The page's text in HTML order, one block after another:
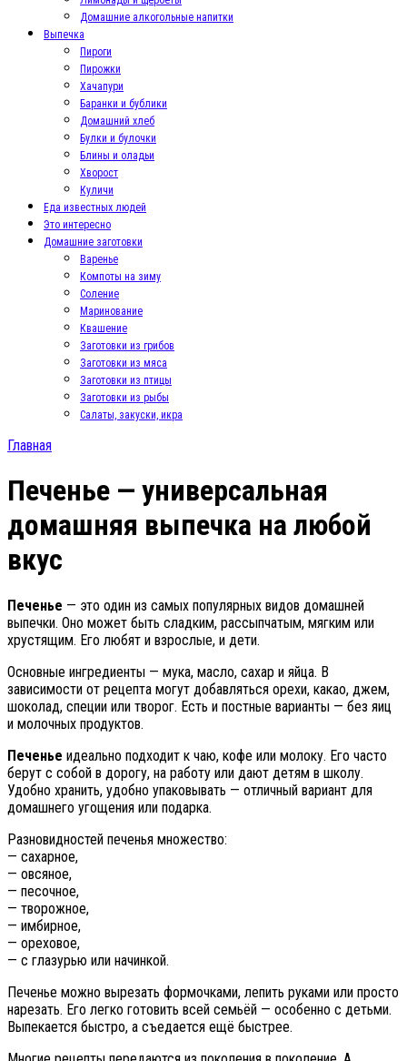
Домашние алкогольные напитки
Выпечка
Пироги
Пирожки
Хачапури
Баранки и бублики
Домашний хлеб
Булки и булочки
Блины и оладьи
Хворост
Куличи
Еда известных людей
Это интересно
Домашние заготовки
Варенье
Компоты на зиму
Соление
Маринование
Квашение
Заготовки из грибов
Заготовки из мяса
Заготовки из птицы
Заготовки из рыбы
Салаты, закуски, икра
Главная
Печенье — универсальная
домашняя выпечка на любой
вкус
Печенье — это один из самых популярных видов домашней
выпечки. Оно может быть сладким, рассыпчатым, мягким или
хрустящим. Его любят и взрослые, и дети.
Основные ингредиенты — мука, масло, сахар и яйца. В
зависимости от рецепта могут добавляться орехи, какао, джем,
шоколад, специи или творог. Есть и постные варианты — без яиц
и молочных продуктов.
Печенье идеально подходит к чаю, кофе или молоку. Его часто
берут с собой в дорогу, на работу или дают детям в школу.
Удобно хранить, удобно упаковывать — отличный вариант для
домашнего угощения или подарка.
Разновидностей печенья множество:
— сахарное,
— овсяное,
— песочное,
— творожное,
— имбирное,
— ореховое,
— с глазурью или начинкой.
Печенье можно вырезать формочками, лепить руками или просто
нарезать. Его легко готовить всей семьёй — особенно с детьми.
Выпекается быстро, а съедается ещё быстрее.